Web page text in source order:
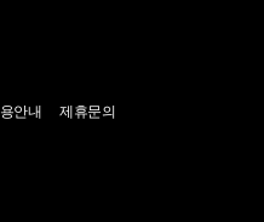
안내 제휴문의